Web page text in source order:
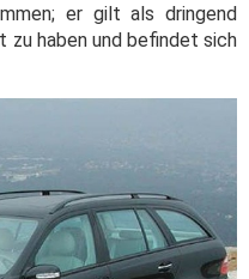
er gilt als dringend
haben und befindet sich